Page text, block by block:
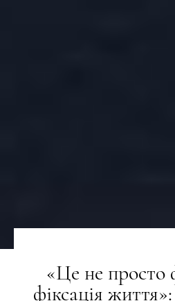
«Це не просто
фіксація